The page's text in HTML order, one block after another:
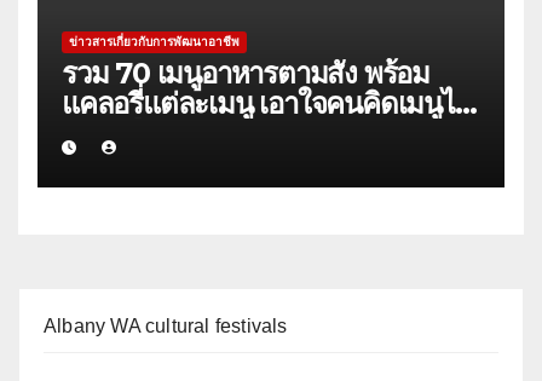
ข่าวสารเกี่ยวกับการพัฒนาอาชีพ
รวม 70 เมนูอาหารตามสั่ง พร้อม
แคลอรี่แต่ละเมนู เอาใจคนคิดเมนูไม่
ออก เลือกเลย!
Albany WA cultural festivals